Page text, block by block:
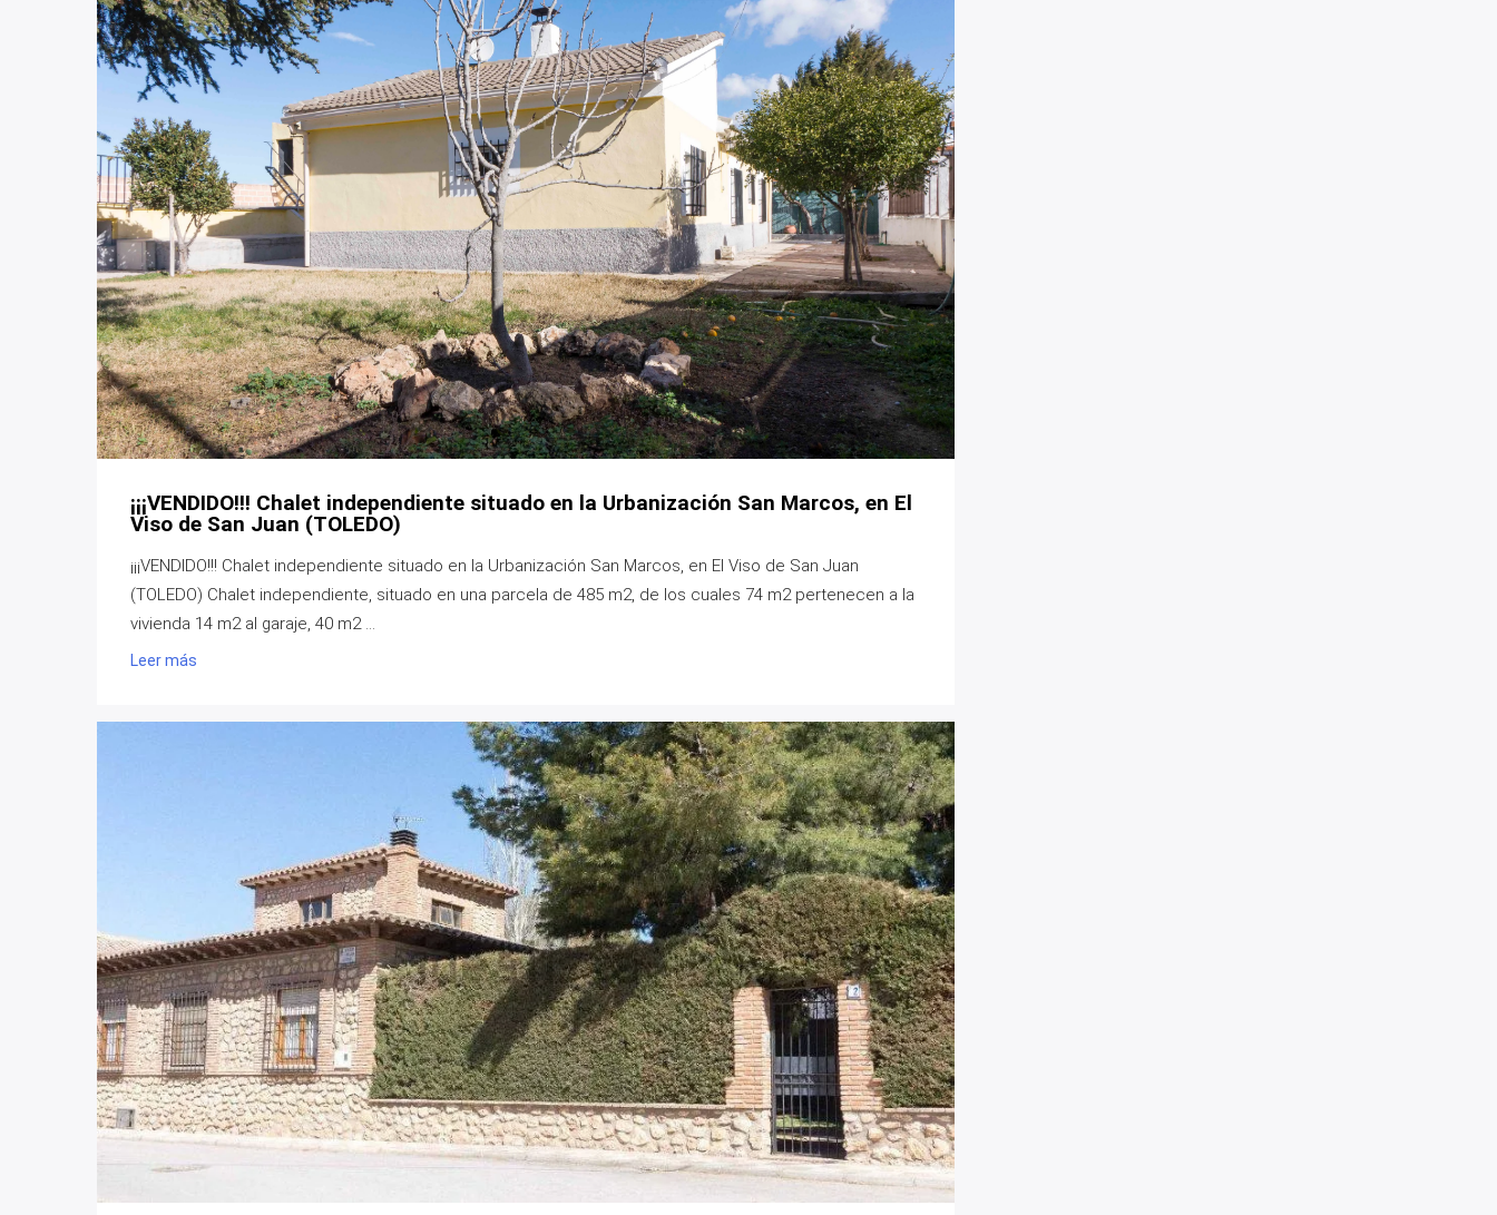
¡¡¡VENDIDO!!! Chalet independiente situado en la Urbanización San Marcos, en El
Viso de San Juan (TOLEDO)
¡¡¡VENDIDO!!! Chalet independiente situado en la Urbanización San Marcos, en El Viso de San Juan
(TOLEDO) Chalet independiente, situado en una parcela de 485 m2, de los cuales 74 m2 pertenecen a la
vivienda 14 m2 al garaje, 40 m2 ...
Leer más